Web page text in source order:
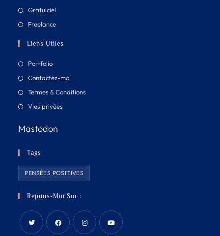
Gratuiciel
Freelance
Liens Utiles
Portfolio
Contactez-moi
Termes & Conditions
Vies privées
Mastodon
Tags
PENSÉES POSITIVES
Rejoins-Moi Sur :